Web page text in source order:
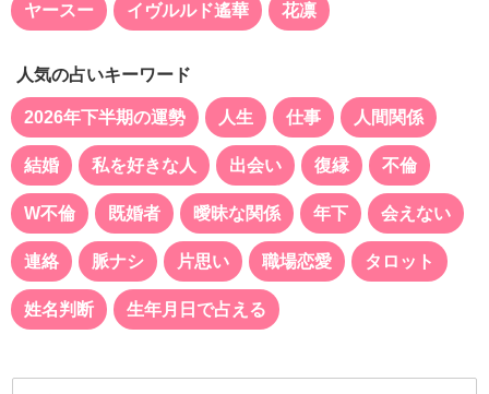
ヤースー イヴルルド遙華 花凛
人気の占いキーワード
2026年下半期の運勢 人生 仕事 人間関係
結婚 私を好きな人 出会い 復縁 不倫
W不倫 既婚者 曖昧な関係 年下 会えない
連絡 脈ナシ 片思い 職場恋愛 タロット
姓名判断 生年月日で占える